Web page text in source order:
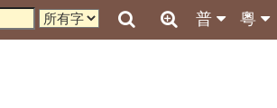
粵
普